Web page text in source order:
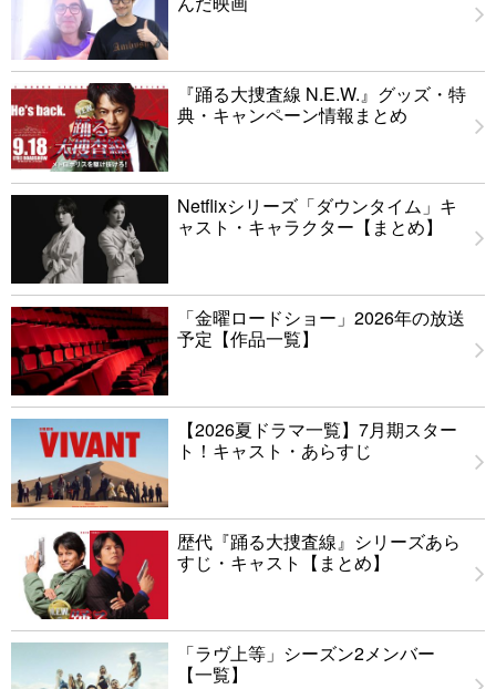
『踊る大捜査線 N.E.W.』グッズ・特
典・キャンペーン情報まとめ
Netflixシリーズ「ダウンタイム」キ
ャスト・キャラクター【まとめ】
「金曜ロードショー」2026年の放送
予定【作品一覧】
【2026夏ドラマ一覧】7月期スター
ト！キャスト・あらすじ
歴代『踊る大捜査線』シリーズあら
すじ・キャスト【まとめ】
「ラヴ上等」シーズン2メンバー
【一覧】